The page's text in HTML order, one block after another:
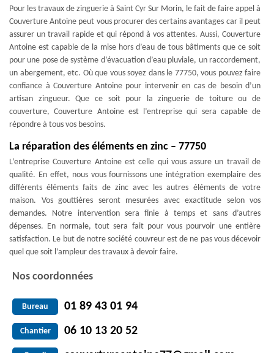
Pour les travaux de zinguerie à Saint Cyr Sur Morin, le fait de faire appel à
Couverture Antoine peut vous procurer des certains avantages car il peut
assurer un travail rapide et qui répond à vos attentes. Aussi, Couverture
Antoine est capable de la mise hors d’eau de tous bâtiments que ce soit
pour une pose de système d’évacuation d’eau pluviale, un raccordement,
un abergement, etc. Où que vous soyez dans le 77750, vous pouvez faire
confiance à Couverture Antoine pour intervenir en cas de besoin d’un
artisan zingueur. Que ce soit pour la zinguerie de toiture ou de
couverture, Couverture Antoine est l’entreprise qui sera capable de
répondre à tous vos besoins.
La réparation des éléments en zinc – 77750
L’entreprise Couverture Antoine est celle qui vous assure un travail de
qualité. En effet, nous vous fournissons une intégration exemplaire des
différents éléments faits de zinc avec les autres éléments de votre
maison. Vos gouttières seront mesurées avec exactitude selon vos
demandes. Notre intervention sera finie à temps et sans d’autres
dépenses. En normale, tout sera fait pour vous pourvoir une entière
satisfaction. Le but de notre société couvreur est de ne pas vous décevoir
quel que soit l’ampleur des travaux à devoir faire.
Nos coordonnées
Bureau 01 89 43 01 94
Chantier 06 10 13 20 52